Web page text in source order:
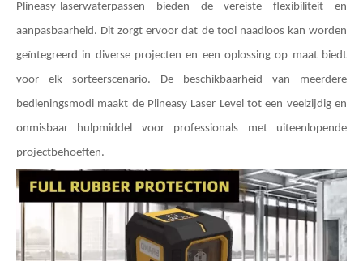
Plineasy-laserwaterpassen bieden de vereiste flexibiliteit en
aanpasbaarheid. Dit zorgt ervoor dat de tool naadloos kan worden
geïntegreerd in diverse projecten en een oplossing op maat biedt
voor elk sorteerscenario. De beschikbaarheid van meerdere
bedieningsmodi maakt de Plineasy Laser Level tot een veelzijdig en
onmisbaar hulpmiddel voor professionals met uiteenlopende
projectbehoeften.